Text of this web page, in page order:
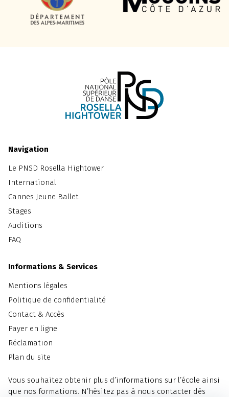
Navigation
Le PNSD Rosella Hightower
International
Cannes Jeune Ballet
Stages
Auditions
FAQ
Informations & Services
Mentions légales
Politique de confidentialité
Contact & Accès
Payer en ligne
Réclamation
Plan du site
Vous souhaitez obtenir plus d’informations sur l’école ainsi
que nos formations. N’hésitez pas à nous contacter dès